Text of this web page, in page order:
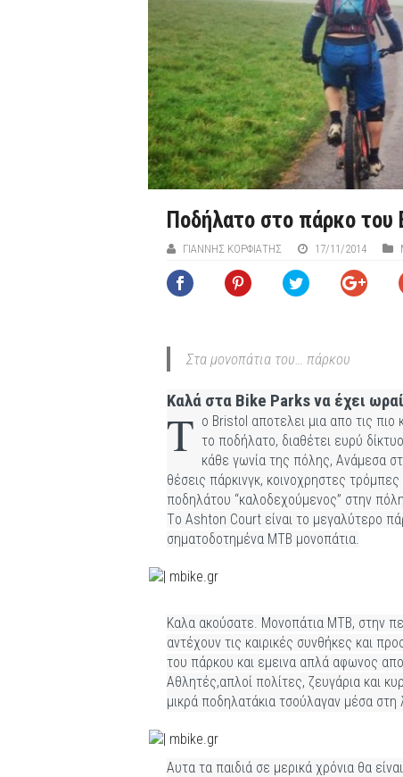
Ποδήλατο στο πάρκο
ΓΙΆΝΝΗΣ ΚΟΡΦΙΆΤΗΣ 17/11/2014
Στα μονοπάτια του… πάρκου
Καλά στα Bike Parks να έχει
Τ ο Bristol αποτελει μια απο τις πιο
το ποδήλατο, διαθέτει ευρύ
κάθε γωνία της πόλης, Ανάμεσα
θέσεις πάρκινγκ, κοινοχρηστες τρόμπες
ποδηλάτου “καλοδεχούμενος” στην
Το Αshton Court είναι το μεγαλύτερο
σηματοδοτημένα ΜΤΒ μονοπάτια.
Καλα ακούσατε. Μονοπάτια ΜΤΒ, στην
αντέχουν τις καιρικές συνθήκες και
του πάρκου και εμεινα απλά αφωνος
Αθλητές,απλοί πολίτες, ζευγάρια και
μικρά ποδηλατάκια τσούλαγαν μέσα
Αυτα τα παιδιά σε μερικά χρόνια θα